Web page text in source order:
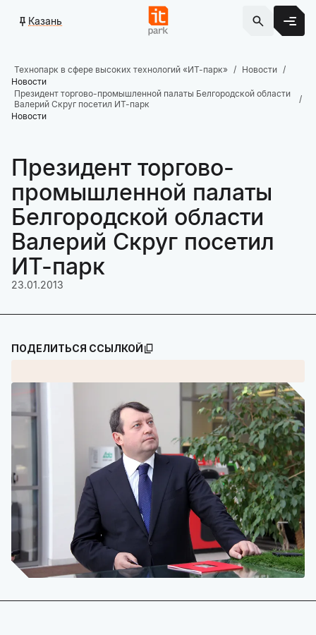
Казань
Технопарк в сфере высоких технологий «ИТ-парк»
Новости
Новости
Президент торгово-промышленной палаты Белгородской области
Валерий Скруг посетил ИТ-парк
Новости
Президент торгово-
промышленной палаты
Белгородской области
Валерий Скруг посетил
ИТ-парк
23.01.2013
ПОДЕЛИТЬСЯ ССЫЛКОЙ